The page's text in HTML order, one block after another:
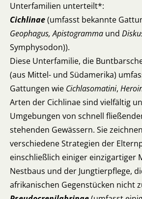
Unterfamilien unterteilt*:
Cichlinae(umfasst bekannte
Geophagus, Apistogramma und
Symphysodon)).
Diese Unterfamilie, die
(aus Mittel- und Südamerika)
Gattungen wie Cichlasomatini,
Arten der Cichlinae sind vielfältig
Umgebungen von schnell
stehenden Gewässern. Sie
verschiedene Strategien der
einschließlich einiger einzigartiger
Nestbaus und der Jungtierpflege,
afrikanischen Gegenstücken nicht